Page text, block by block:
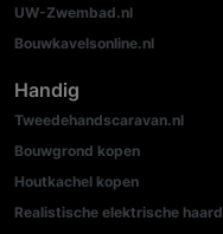
UW-Zwembad.nl
Bouwkavelsonline.nl
Handig
Tweedehandscaravan.nl
Bouwgrond kopen
Houtkachel kopen
Realistische elektrische haard